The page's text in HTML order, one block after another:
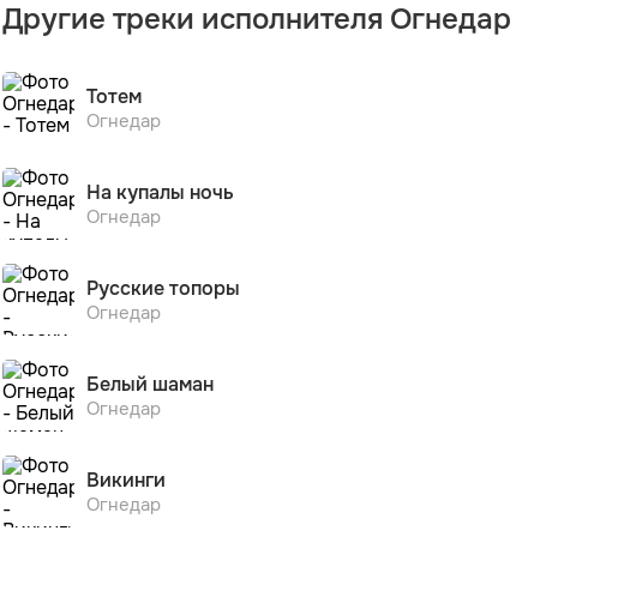
Другие треки исполнителя Огнедар
Тотем
Огнедар
На купалы ночь
Огнедар
просмотра рекламы
оформления подписки.
Русские топоры
Огнедар
Белый шаман
Огнедар
Викинги
Огнедар